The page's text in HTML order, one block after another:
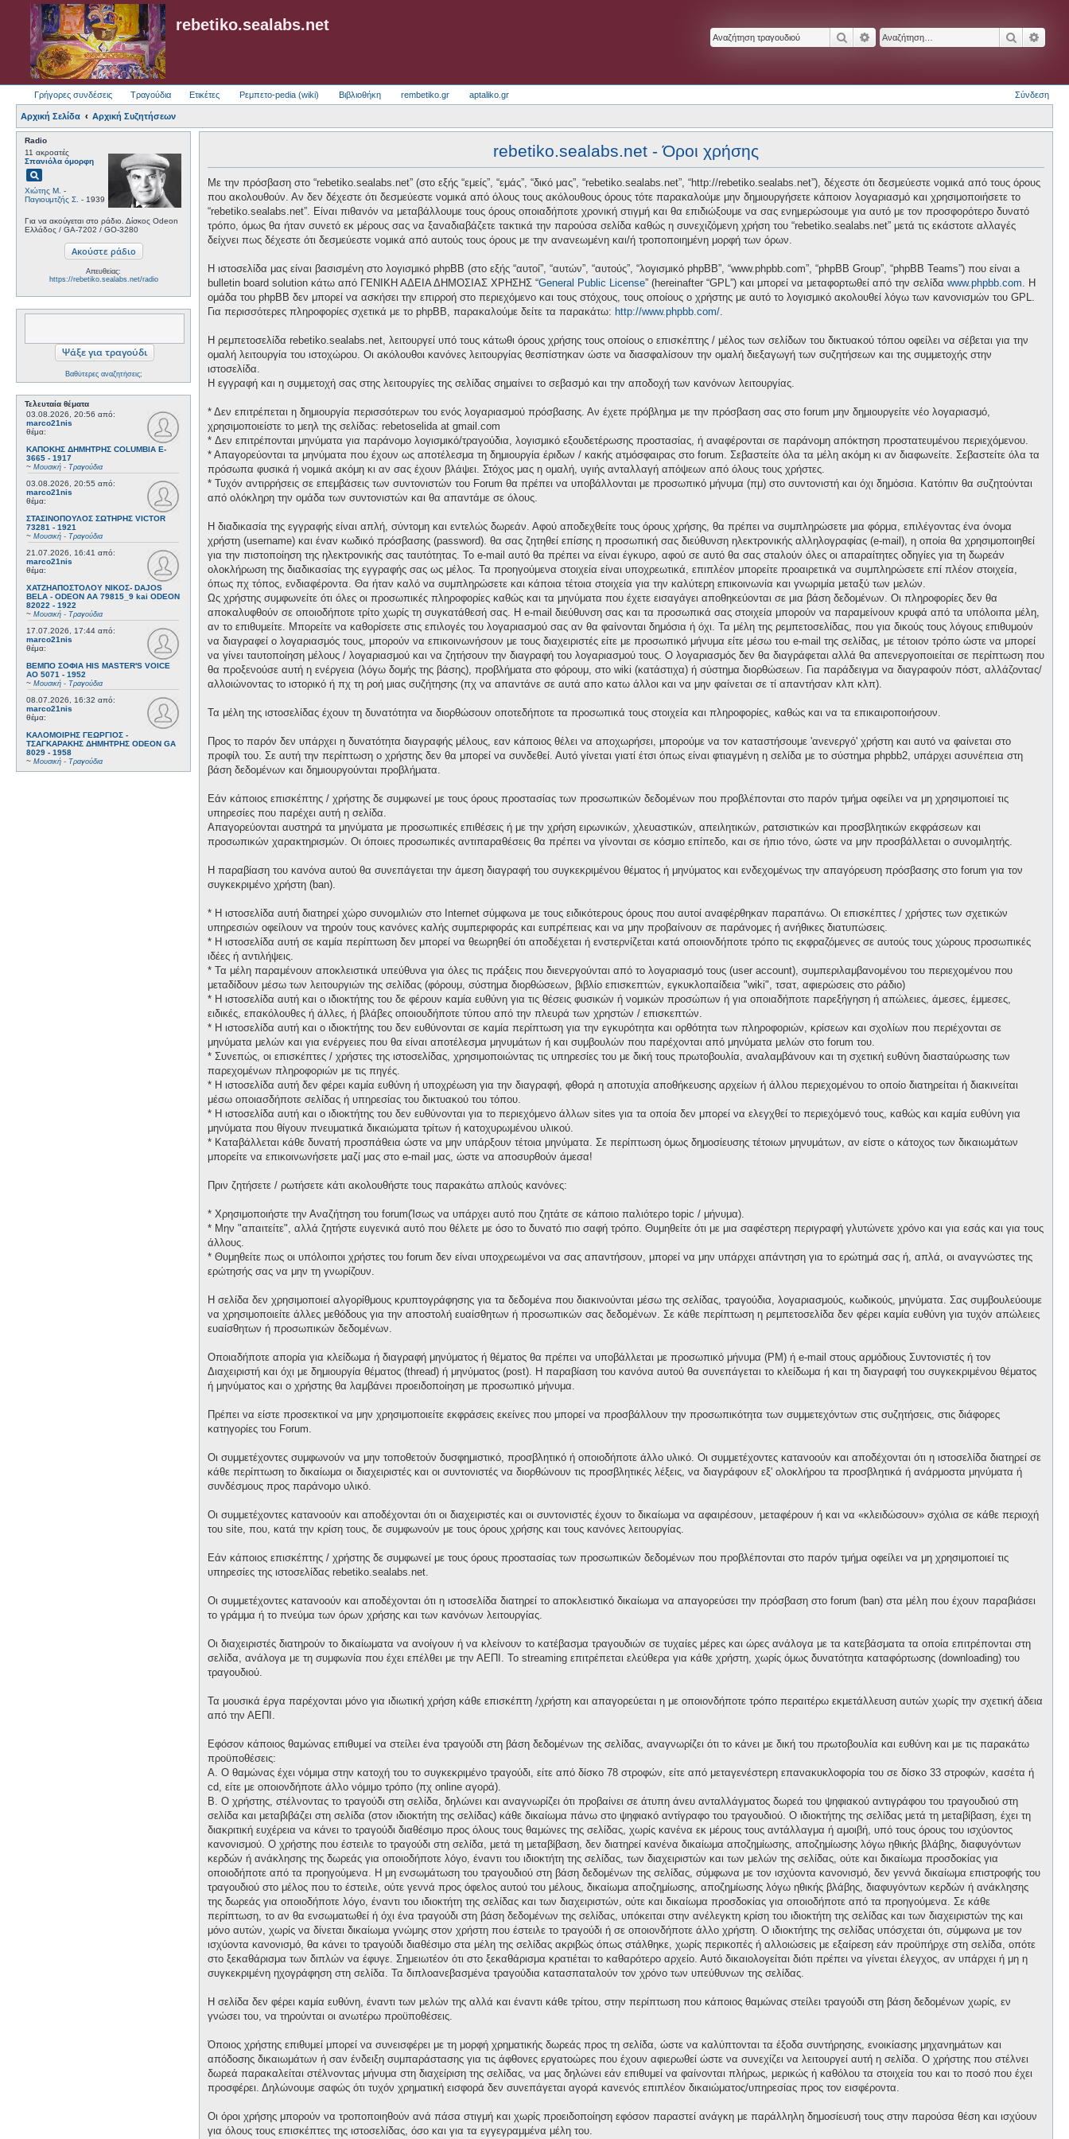
rebetiko.sealabs.net
ΑναζήτησηΕιδική αναζήτηση
Γρήγορες συνδέσεις Τραγούδια Ετικέτες Ρεμπετο-pedia (wiki) Βιβλιοθήκη rembetiko.gr aptaliko.gr Σύνδεση
Αρχική Σελίδα Αρχική Συζητήσεων
Radio
11 ακροατές
Σπανιόλα όμορφη
pageview
Χιώτης Μ. -
Παγιουμτζής Σ. - 1939
Για να ακούγεται στο ράδιο. Δίσκος Odeon
Ελλάδος / GA-7202 / GO-3280
Απευθείας:
https://rebetiko.sealabs.net/radio
Βαθύτερες αναζητήσεις;
Τελευταία θέματα
03.08.2026, 20:56 από:
marco21nis
θέμα:
ΚΑΠΟΚΗΣ ΔΗΜΗΤΡΗΣ COLUMBIA E-
3665 - 1917
~ Μουσική - Τραγούδια
03.08.2026, 20:55 από:
marco21nis
θέμα:
ΣΤΑΣΙΝΟΠΟΥΛΟΣ ΣΩΤΗΡΗΣ VICTOR
73281 - 1921
~ Μουσική - Τραγούδια
21.07.2026, 16:41 από:
marco21nis
θέμα:
ΧΑΤΖΗΑΠΟΣΤΟΛΟΥ ΝΙΚΟΣ- DAJOS
BELA - ODEON AA 79815_9 kai ODEON
82022 - 1922
~ Μουσική - Τραγούδια
17.07.2026, 17:44 από:
marco21nis
θέμα:
ΒΕΜΠΟ ΣΟΦΙΑ HIS MASTER'S VOICE
AO 5071 - 1952
~ Μουσική - Τραγούδια
08.07.2026, 16:32 από:
marco21nis
θέμα:
ΚΑΛΟΜΟΙΡΗΣ ΓΕΩΡΓΙΟΣ -
ΤΣΑΓΚΑΡΑΚΗΣ ΔΗΜΗΤΡΗΣ ODEON GA
8029 - 1958
~ Μουσική - Τραγούδια
rebetiko.sealabs.net - Όροι χρήσης
Με την πρόσβαση στο “rebetiko.sealabs.net” (στο εξής “εμείς”, “εμάς”, “δικό μας”, “rebetiko.sealabs.net”, “http://rebetiko.sealabs.net”), δέχεστε ότι δεσμεύεστε νομικά από τους όρους
που ακολουθούν. Αν δεν δέχεστε ότι δεσμεύεστε νομικά από όλους τους ακόλουθους όρους τότε παρακαλούμε μην δημιουργήσετε κάποιον λογαριασμό και χρησιμοποιήσετε το
“rebetiko.sealabs.net”. Είναι πιθανόν να μεταβάλλουμε τους όρους οποιαδήποτε χρονική στιγμή και θα επιδιώξουμε να σας ενημερώσουμε για αυτό με τον προσφορότερο δυνατό
τρόπο, όμως θα ήταν συνετό εκ μέρους σας να ξαναδιαβάζετε τακτικά την παρούσα σελίδα καθώς η συνεχιζόμενη χρήση του “rebetiko.sealabs.net” μετά τις εκάστοτε αλλαγές
δείχνει πως δέχεστε ότι δεσμεύεστε νομικά από αυτούς τους όρους με την ανανεωμένη και/ή τροποποιημένη μορφή των όρων.
Η ιστοσελίδα μας είναι βασισμένη στο λογισμικό phpBB (στο εξής “αυτοί”, “αυτών”, “αυτούς”, “λογισμικό phpBB”, “www.phpbb.com”, “phpBB Group”, “phpBB Teams”) που είναι a
bulletin board solution κάτω από ΓΕΝΙΚΗ ΑΔΕΙΑ ΔΗΜΟΣΙΑΣ ΧΡΗΣΗΣ “General Public License” (hereinafter “GPL”) και μπορεί να μεταφορτωθεί από την σελίδα www.phpbb.com. Η
ομάδα του phpBB δεν μπορεί να ασκήσει την επιρροή στο περιεχόμενο και τους στόχους, τους οποίους ο χρήστης με αυτό το λογισμικό ακολουθεί λόγω των κανονισμών του GPL.
Για περισσότερες πληροφορίες σχετικά με το phpBB, παρακαλούμε δείτε τα παρακάτω: http://www.phpbb.com/.
Η ρεμπετοσελίδα rebetiko.sealabs.net, λειτουργεί υπό τους κάτωθι όρους χρήσης τους οποίους ο επισκέπτης / μέλος των σελίδων του δικτυακού τόπου οφείλει να σέβεται για την
ομαλή λειτουργία του ιστοχώρου. Οι ακόλουθοι κανόνες λειτουργίας θεσπίστηκαν ώστε να διασφαλίσουν την ομαλή διεξαγωγή των συζητήσεων και της συμμετοχής στην
ιστοσελίδα.
Η εγγραφή και η συμμετοχή σας στης λειτουργίες της σελίδας σημαίνει το σεβασμό και την αποδοχή των κανόνων λειτουργίας.
* Δεν επιτρέπεται η δημιουργία περισσότερων του ενός λογαριασμού πρόσβασης. Αν έχετε πρόβλημα με την πρόσβαση σας στο forum μην δημιουργείτε νέο λογαριασμό,
χρησιμοποιείστε το μεηλ της σελίδας: rebetoselida at gmail.com
* Δεν επιτρέπονται μηνύματα για παράνομο λογισμικό/τραγούδια, λογισμικό εξουδετέρωσης προστασίας, ή αναφέρονται σε παράνομη απόκτηση προστατευμένου περιεχόμενου.
* Απαγορεύονται τα μηνύματα που έχουν ως αποτέλεσμα τη δημιουργία έριδων / κακής ατμόσφαιρας στο forum. Σεβαστείτε όλα τα μέλη ακόμη κι αν διαφωνείτε. Σεβαστείτε όλα τα
πρόσωπα φυσικά ή νομικά ακόμη κι αν σας έχουν βλάψει. Στόχος μας η ομαλή, υγιής ανταλλαγή απόψεων από όλους τους χρήστες.
* Τυχόν αντιρρήσεις σε επεμβάσεις των συντονιστών του Forum θα πρέπει να υποβάλλονται με προσωπικό μήνυμα (πμ) στο συντονιστή και όχι δημόσια. Κατόπιν θα συζητούνται
από ολόκληρη την ομάδα των συντονιστών και θα απαντάμε σε όλους.
Η διαδικασία της εγγραφής είναι απλή, σύντομη και εντελώς δωρεάν. Αφού αποδεχθείτε τους όρους χρήσης, θα πρέπει να συμπληρώσετε μια φόρμα, επιλέγοντας ένα όνομα
χρήστη (username) και έναν κωδικό πρόσβασης (password). θα σας ζητηθεί επίσης η προσωπική σας διεύθυνση ηλεκτρονικής αλληλογραφίας (e-mail), η οποία θα χρησιμοποιηθεί
για την πιστοποίηση της ηλεκτρονικής σας ταυτότητας. Το e-mail αυτό θα πρέπει να είναι έγκυρο, αφού σε αυτό θα σας σταλούν όλες οι απαραίτητες οδηγίες για τη δωρεάν
ολοκλήρωση της διαδικασίας της εγγραφής σας ως μέλος. Τα προηγούμενα στοιχεία είναι υποχρεωτικά, επιπλέον μπορείτε προαιρετικά να συμπληρώσετε επί πλέον στοιχεία,
όπως πχ τόπος, ενδιαφέροντα. Θα ήταν καλό να συμπληρώσετε και κάποια τέτοια στοιχεία για την καλύτερη επικοινωνία και γνωριμία μεταξύ των μελών.
Ως χρήστης συμφωνείτε ότι όλες οι προσωπικές πληροφορίες καθώς και τα μηνύματα που έχετε εισαγάγει αποθηκεύονται σε μια βάση δεδομένων. Οι πληροφορίες δεν θα
αποκαλυφθούν σε οποιοδήποτε τρίτο χωρίς τη συγκατάθεσή σας. Η e-mail διεύθυνση σας και τα προσωπικά σας στοιχεία μπορούν να παραμείνουν κρυφά από τα υπόλοιπα μέλη,
αν το επιθυμείτε. Μπορείτε να καθορίσετε στις επιλογές του λογαριασμού σας αν θα φαίνονται δημόσια ή όχι. Τα μέλη της ρεμπετοσελίδας, που για δικούς τους λόγους επιθυμούν
να διαγραφεί ο λογαριασμός τους, μπορούν να επικοινωνήσουν με τους διαχειριστές είτε με προσωπικό μήνυμα είτε μέσω του e-mail της σελίδας, με τέτοιον τρόπο ώστε να μπορεί
να γίνει ταυτοποίηση μέλους / λογαριασμού και να ζητήσουν την διαγραφή του λογαριασμού τους. Ο λογαριασμός δεν θα διαγράφεται αλλά θα απενεργοποιείται σε περίπτωση που
θα προξενούσε αυτή η ενέργεια (λόγω δομής της βάσης), προβλήματα στο φόρουμ, στο wiki (κατάστιχα) ή σύστημα διορθώσεων. Για παράδειγμα να διαγραφούν πόστ, αλλάζοντας/
αλλοιώνοντας το ιστορικό ή πχ τη ροή μιας συζήτησης (πχ να απαντάνε σε αυτά απο κατω άλλοι και να μην φαίνεται σε τί απαντήσαν κλπ κλπ).
Τα μέλη της ιστοσελίδας έχουν τη δυνατότητα να διορθώσουν οποτεδήποτε τα προσωπικά τους στοιχεία και πληροφορίες, καθώς και να τα επικαιροποιήσουν.
Προς το παρόν δεν υπάρχει η δυνατότητα διαγραφής μέλους, εαν κάποιος θέλει να αποχωρήσει, μπορούμε να τον καταστήσουμε 'ανενεργό' χρήστη και αυτό να φαίνεται στο
προφίλ του. Σε αυτή την περίπτωση ο χρήστης δεν θα μπορεί να συνδεθεί. Αυτό γίνεται γιατί έτσι όπως είναι φτιαγμένη η σελίδα με το σύστημα phpbb2, υπάρχει ασυνέπεια στη
βάση δεδομένων και δημιουργούνται προβλήματα.
Εάν κάποιος επισκέπτης / χρήστης δε συμφωνεί με τους όρους προστασίας των προσωπικών δεδομένων που προβλέπονται στο παρόν τμήμα οφείλει να μη χρησιμοποιεί τις
υπηρεσίες που παρέχει αυτή η σελίδα.
Απαγορεύονται αυστηρά τα μηνύματα με προσωπικές επιθέσεις ή με την χρήση ειρωνικών, χλευαστικών, απειλητικών, ρατσιστικών και προσβλητικών εκφράσεων και
προσωπικών χαρακτηρισμών. Οι όποιες προσωπικές αντιπαραθέσεις θα πρέπει να γίνονται σε κόσμιο επίπεδο, και σε ήπιο τόνο, ώστε να μην προσβάλλεται ο συνομιλητής.
Η παραβίαση του κανόνα αυτού θα συνεπάγεται την άμεση διαγραφή του συγκεκριμένου θέματος ή μηνύματος και ενδεχομένως την απαγόρευση πρόσβασης στο forum για τον
συγκεκριμένο χρήστη (ban).
* H ιστοσελίδα αυτή διατηρεί χώρο συνομιλιών στο Internet σύμφωνα με τους ειδικότερους όρους που αυτοί αναφέρθηκαν παραπάνω. Οι επισκέπτες / χρήστες των σχετικών
υπηρεσιών οφείλουν να τηρούν τους κανόνες καλής συμπεριφοράς και ευπρέπειας και να μην προβαίνουν σε παράνομες ή ανήθικες διατυπώσεις.
* H ιστοσελίδα αυτή σε καμία περίπτωση δεν μπορεί να θεωρηθεί ότι αποδέχεται ή ενστερνίζεται κατά οποιονδήποτε τρόπο τις εκφραζόμενες σε αυτούς τους χώρους προσωπικές
ιδέες ή αντιλήψεις.
* Τα μέλη παραμένουν αποκλειστικά υπεύθυνα για όλες τις πράξεις που διενεργούνται από το λογαριασμό τους (user account), συμπεριλαμβανομένου του περιεχομένου που
μεταδίδουν μέσω των λειτουργιών της σελίδας (φόρουμ, σύστημα διορθώσεων, βιβλίο επισκεπτών, εγκυκλοπαίδεια "wiki", τσατ, αφιερώσεις στο ράδιο)
* H ιστοσελίδα αυτή και ο ιδιοκτήτης του δε φέρουν καμία ευθύνη για τις θέσεις φυσικών ή νομικών προσώπων ή για οποιαδήποτε παρεξήγηση ή απώλειες, άμεσες, έμμεσες,
ειδικές, επακόλουθες ή άλλες, ή βλάβες οποιουδήποτε τύπου από την πλευρά των χρηστών / επισκεπτών.
* H ιστοσελίδα αυτή και ο ιδιοκτήτης του δεν ευθύνονται σε καμία περίπτωση για την εγκυρότητα και ορθότητα των πληροφοριών, κρίσεων και σχολίων που περιέχονται σε
μηνύματα μελών και για ενέργειες που θα είναι αποτέλεσμα μηνυμάτων ή και συμβουλών που παρέχονται από μηνύματα μελών στο forum του.
* Συνεπώς, οι επισκέπτες / χρήστες της ιστοσελίδας, χρησιμοποιώντας τις υπηρεσίες του με δική τους πρωτοβουλία, αναλαμβάνουν και τη σχετική ευθύνη διασταύρωσης των
παρεχομένων πληροφοριών με τις πηγές.
* H ιστοσελίδα αυτή δεν φέρει καμία ευθύνη ή υποχρέωση για την διαγραφή, φθορά η αποτυχία αποθήκευσης αρχείων ή άλλου περιεχομένου το οποίο διατηρείται ή διακινείται
μέσω οποιασδήποτε σελίδας ή υπηρεσίας του δικτυακού του τόπου.
* H ιστοσελίδα αυτή και ο ιδιοκτήτης του δεν ευθύνονται για το περιεχόμενο άλλων sites για τα οποία δεν μπορεί να ελεγχθεί το περιεχόμενό τους, καθώς και καμία ευθύνη για
μηνύματα που θίγουν πνευματικά δικαιώματα τρίτων ή κατοχυρωμένου υλικού.
* Καταβάλλεται κάθε δυνατή προσπάθεια ώστε να μην υπάρξουν τέτοια μηνύματα. Σε περίπτωση όμως δημοσίευσης τέτοιων μηνυμάτων, αν είστε ο κάτοχος των δικαιωμάτων
μπορείτε να επικοινωνήσετε μαζί μας στο e-mail μας, ώστε να αποσυρθούν άμεσα!
Πριν ζητήσετε / ρωτήσετε κάτι ακολουθήστε τους παρακάτω απλούς κανόνες:
* Χρησιμοποιήστε την Αναζήτηση του forum(Ίσως να υπάρχει αυτό που ζητάτε σε κάποιο παλιότερο topic / μήνυμα).
* Μην "απαιτείτε", αλλά ζητήστε ευγενικά αυτό που θέλετε με όσο το δυνατό πιο σαφή τρόπο. Θυμηθείτε ότι με μια σαφέστερη περιγραφή γλυτώνετε χρόνο και για εσάς και για τους
άλλους.
* Θυμηθείτε πως οι υπόλοιποι χρήστες του forum δεν είναι υποχρεωμένοι να σας απαντήσουν, μπορεί να μην υπάρχει απάντηση για το ερώτημά σας ή, απλά, οι αναγνώστες της
ερώτησής σας να μην τη γνωρίζουν.
Η σελίδα δεν χρησιμοποιεί αλγορίθμους κρυπτογράφησης για τα δεδομένα που διακινούνται μέσω της σελίδας, τραγούδια, λογαριασμούς, κωδικούς, μηνύματα. Σας συμβουλεύουμε
να χρησιμοποιείτε άλλες μεθόδους για την αποστολή ευαίσθητων ή προσωπικών σας δεδομένων. Σε κάθε περίπτωση η ρεμπετοσελίδα δεν φέρει καμία ευθύνη για τυχόν απώλειες
ευαίσθητων ή προσωπικών δεδομένων.
Οποιαδήποτε απορία για κλείδωμα ή διαγραφή μηνύματος ή θέματος θα πρέπει να υποβάλλεται με προσωπικό μήνυμα (PM) ή e-mail στους αρμόδιους Συντονιστές ή τον
Διαχειριστή και όχι με δημιουργία θέματος (thread) ή μηνύματος (post). Η παραβίαση του κανόνα αυτού θα συνεπάγεται το κλείδωμα ή και τη διαγραφή του συγκεκριμένου θέματος
ή μηνύματος και ο χρήστης θα λαμβάνει προειδοποίηση με προσωπικό μήνυμα.
Πρέπει να είστε προσεκτικοί να μην χρησιμοποιείτε εκφράσεις εκείνες που μπορεί να προσβάλλουν την προσωπικότητα των συμμετεχόντων στις συζητήσεις, στις διάφορες
κατηγορίες του Forum.
Οι συμμετέχοντες συμφωνούν να μην τοποθετούν δυσφημιστικό, προσβλητικό ή οποιοδήποτε άλλο υλικό. Οι συμμετέχοντες κατανοούν και αποδέχονται ότι η ιστοσελίδα διατηρεί σε
κάθε περίπτωση το δικαίωμα οι διαχειριστές και οι συντονιστές να διορθώνουν τις προσβλητικές λέξεις, να διαγράφουν εξ' ολοκλήρου τα προσβλητικά ή ανάρμοστα μηνύματα ή
συνδέσμους προς παράνομο υλικό.
Οι συμμετέχοντες κατανοούν και αποδέχονται ότι οι διαχειριστές και οι συντονιστές έχουν το δικαίωμα να αφαιρέσουν, μεταφέρουν ή και να «κλειδώσουν» σχόλια σε κάθε περιοχή
του site, που, κατά την κρίση τους, δε συμφωνούν με τους όρους χρήσης και τους κανόνες λειτουργίας.
Εάν κάποιος επισκέπτης / χρήστης δε συμφωνεί με τους όρους προστασίας των προσωπικών δεδομένων που προβλέπονται στο παρόν τμήμα οφείλει να μη χρησιμοποιεί τις
υπηρεσίες της ιστοσελίδας rebetiko.sealabs.net.
Οι συμμετέχοντες κατανοούν και αποδέχονται ότι η ιστοσελίδα διατηρεί το αποκλειστικό δικαίωμα να απαγορεύσει την πρόσβαση στο forum (ban) στα μέλη που έχουν παραβιάσει
το γράμμα ή το πνεύμα των όρων χρήσης και των κανόνων λειτουργίας.
Οι διαχειριστές διατηρούν το δικαίωματα να ανοίγουν ή να κλείνουν το κατέβασμα τραγουδιών σε τυχαίες μέρες και ώρες ανάλογα με τα κατεβάσματα τα οποία επιτρέπονται στη
σελίδα, ανάλογα με τη συμφωνία που έχει επέλθει με την ΑΕΠΙ. Το streaming επιτρέπεται ελεύθερα για κάθε χρήστη, χωρίς όμως δυνατότητα καταφόρτωσης (downloading) του
τραγουδιού.
Τα μουσικά έργα παρέχονται μόνο για ιδιωτική χρήση κάθε επισκέπτη /χρήστη και απαγορεύεται η με οποιονδήποτε τρόπο περαιτέρω εκμετάλλευση αυτών χωρίς την σχετική άδεια
από την ΑΕΠΙ.
Εφόσον κάποιος θαμώνας επιθυμεί να στείλει ένα τραγούδι στη βάση δεδομένων της σελίδας, αναγνωρίζει ότι το κάνει με δική του πρωτοβουλία και ευθύνη και με τις παρακάτω
προϋποθέσεις:
Α. Ο θαμώνας έχει νόμιμα στην κατοχή του το συγκεκριμένο τραγούδι, είτε από δίσκο 78 στροφών, είτε από μεταγενέστερη επανακυκλοφορία του σε δίσκο 33 στροφών, κασέτα ή
cd, είτε με οποιονδήποτε άλλο νόμιμο τρόπο (πχ online αγορά).
Β. Ο χρήστης, στέλνοντας το τραγούδι στη σελίδα, δηλώνει και αναγνωρίζει ότι προβαίνει σε άτυπη άνευ ανταλλάγματος δωρεά του ψηφιακού αντιγράφου του τραγουδιού στη
σελίδα και μεταβιβάζει στη σελίδα (στον ιδιοκτήτη της σελίδας) κάθε δικαίωμα πάνω στο ψηφιακό αντίγραφο του τραγουδιού. Ο ιδιοκτήτης της σελίδας μετά τη μεταβίβαση, έχει τη
διακριτική ευχέρεια να κάνει το τραγούδι διαθέσιμο προς όλους τους θαμώνες της σελίδας, χωρίς κανένα εκ μέρους τους αντάλλαγμα ή αμοιβή, υπό τους όρους του ισχύοντος
κανονισμού. Ο χρήστης που έστειλε το τραγούδι στη σελίδα, μετά τη μεταβίβαση, δεν διατηρεί κανένα δικαίωμα αποζημίωσης, αποζημίωσης λόγω ηθικής βλάβης, διαφυγόντων
κερδών ή ανάκλησης της δωρεάς για οποιοδήποτε λόγο, έναντι του ιδιοκτήτη της σελίδας, των διαχειριστών και των μελών της σελίδας, ούτε και δικαίωμα προσδοκίας για
οποιοδήποτε από τα προηγούμενα. Η μη ενσωμάτωση του τραγουδιού στη βάση δεδομένων της σελίδας, σύμφωνα με τον ισχύοντα κανονισμό, δεν γεννά δικαίωμα επιστροφής του
τραγουδιού στο μέλος που το έστειλε, ούτε γεννά προς όφελος αυτού του μέλους, δικαίωμα αποζημίωσης, αποζημίωσης λόγω ηθικής βλάβης, διαφυγόντων κερδών ή ανάκλησης
της δωρεάς για οποιοδήποτε λόγο, έναντι του ιδιοκτήτη της σελίδας και των διαχειριστών, ούτε και δικαίωμα προσδοκίας για οποιοδήποτε από τα προηγούμενα. Σε κάθε
περίπτωση, το αν θα ενσωματωθεί ή όχι ένα τραγούδι στη βάση δεδομένων της σελίδας, υπόκειται στην ανέλεγκτη κρίση του ιδιοκτήτη της σελίδας και των διαχειριστών της και
μόνο αυτών, χωρίς να δίνεται δικαίωμα γνώμης στον χρήστη που έστειλε το τραγούδι ή σε οποιονδήποτε άλλο χρήστη. Ο ιδιοκτήτης της σελίδας υπόσχεται ότι, σύμφωνα με τον
ισχύοντα κανονισμό, θα κάνει το τραγούδι διαθέσιμο στα μέλη της σελίδας ακριβώς όπως στάλθηκε, χωρίς περικοπές ή αλλοιώσεις με εξαίρεση εάν προϋπήρχε στη σελίδα, οπότε
στο ξεκαθάρισμα των διπλών να έφυγε. Σημειωτέον ότι στο ξεκαθάρισμα κρατιέται το καθαρότερο αρχείο. Αυτό δικαιολογείται διότι πρέπει να γίνεται έλεγχος, αν υπάρχει ή μη η
συγκεκριμένη ηχογράφηση στη σελίδα. Τα διπλοανεβασμένα τραγούδια κατασπαταλούν τον χρόνο των υπεύθυνων της σελίδας.
Η σελίδα δεν φέρει καμία ευθύνη, έναντι των μελών της αλλά και έναντι κάθε τρίτου, στην περίπτωση που κάποιος θαμώνας στείλει τραγούδι στη βάση δεδομένων χωρίς, εν
γνώσει του, να τηρούνται οι ανωτέρω προϋποθέσεις.
Όποιος χρήστης επιθυμεί μπορεί να συνεισφέρει με τη μορφή χρηματικής δωρεάς προς τη σελίδα, ώστε να καλύπτονται τα έξοδα συντήρησης, ενοικίασης μηχανημάτων και
απόδοσης δικαιωμάτων ή σαν ένδειξη συμπαράστασης για τις άφθονες εργατοώρες που έχουν αφιερωθεί ώστε να συνεχίζει να λειτουργεί αυτή η σελίδα. Ο χρήστης που στέλνει
δωρεά παρακαλείται στέλνοντας μήνυμα στη διαχείριση της σελίδας, να μας δηλώνει εάν επιθυμεί να φαίνονται πλήρως, μερικώς ή καθόλου τα στοιχεία του και το ποσό που έχει
προσφέρει. Δηλώνουμε σαφώς ότι τυχόν χρηματική εισφορά δεν συνεπάγεται αγορά κανενός επιπλέον δικαιώματος/υπηρεσίας προς τον εισφέροντα.
Οι όροι χρήσης μπορούν να τροποποιηθούν ανά πάσα στιγμή και χωρίς προειδοποίηση εφόσον παραστεί ανάγκη με παράλληλη δημοσίευσή τους στην παρούσα θέση και ισχύουν
για όλους τους επισκέπτες της ιστοσελίδας, όσο και για τα εγγεγραμμένα μέλη του.